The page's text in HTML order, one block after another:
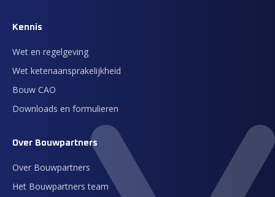
Kennis
Wet en regelgeving
Wet ketenaansprakelijkheid
Bouw CAO
Downloads en formulieren
Over Bouwpartners
Over Bouwpartners
Het Bouwpartners team